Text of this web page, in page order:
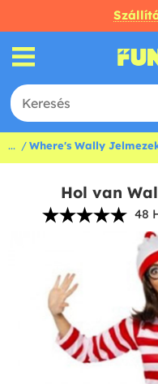
... Where's Wally
Hol van
48